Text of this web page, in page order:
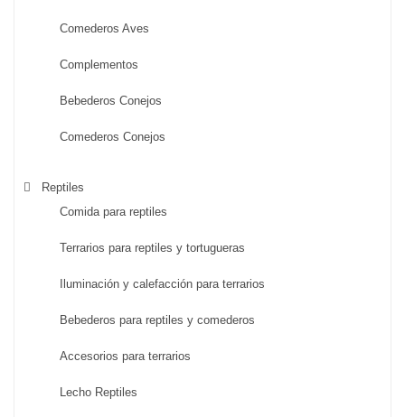
Comederos Aves
Complementos
Bebederos Conejos
Comederos Conejos
Reptiles
Comida para reptiles
Terrarios para reptiles y tortugueras
Iluminación y calefacción para terrarios
Bebederos para reptiles y comederos
Accesorios para terrarios
Lecho Reptiles